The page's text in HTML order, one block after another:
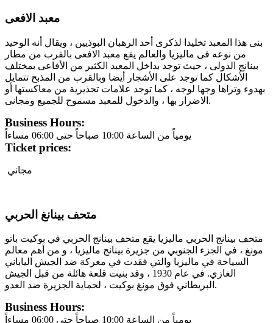
معبد الافعى
بنى هذا المعبد تخليدا لذكرى أحد الرهبان البوذيين ، ويقال أنه الوحيد
من نوعه فى ماليزيا والعالم يقع معبد الافعى بالقرب من مطار
بينانج الدولى ، حيث توجد بداخل المعبد الكثير من الأفاعى بمختلف
الأشكال كما توجد على الأشجار أيضا وبالقرب من المذبح تتمايل
بهدوء وتراها وجها لوجه ، كما توجد علامات تحذيرية من معاكستها أو
الاضرار بها ، والدخول للمعبد مسموح للجميع ومجانى.
Business Hours:
يومياً من الساعة 10:00 صباحاً حتى 06:00 مساءاً
Ticket prices:
متحف بينانغ الحربي
متحف بينانج الحربي ماليزيا يقع متحف بينانج الحربي في بوكيت باتو
مونغ ، في الجزء الجنوبي من جزيرة بينانج ماليزيا ، و من أهم معالم
السياحة في ماليزيا والتي فقدت في معركة ضد الجيش الياباني
الغازي. في عام 1930 ، وقد بنيت قلعة هائلة من قبل الجيش
البريطاني فوق مونغ بوكيت ، لحماية الجزيرة ضد العدو.
Business Hours:
يومياً من الساعة 10:00 صباحاً حتى 06:00 مساءاً